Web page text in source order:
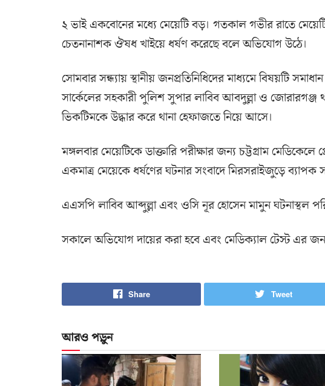
২ ভাই একবোনের মধ্যে মেয়েটি বড়। গতকাল গভীর রাতে
চেতনানাশক ঔষধ খাইয়ে ধর্ষণ করেছে বলে অভিযোগ উঠে।
সোমবার সন্ধ্যায় স্থানীয় জনপ্রতিনিধিদের মাধ্যমে বিষয়টি
সার্কেলের সহকারী পুলিশ সুপার লাবিব আবদুল্লা ও জোরারগঞ্জ
ভিকটিমকে উদ্ধার করে থানা হেফাজতে নিয়ে আসে।
মঙ্গলবার মেয়েটিকে ডাক্তারি পরীক্ষার জন্য চট্টগ্রাম
একমাত্র মেয়েকে ধর্ষণের ঘটনার সংবাদে মিরসরাইজুড়ে
এএসপি লাবিব আব্দুল্লা এবং ওসি নূর হোসেন মামুন ঘটনাস্থল
সকালে অভিযোগ দায়ের করা হবে এবং মেডিক্যাল টেস্ট এর
Share Tweet
আরও পড়ুন